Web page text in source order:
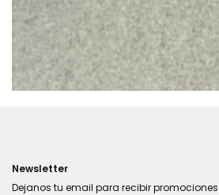
Newsletter
Dejanos tu email para recibir